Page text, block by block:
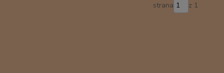
strana z 1